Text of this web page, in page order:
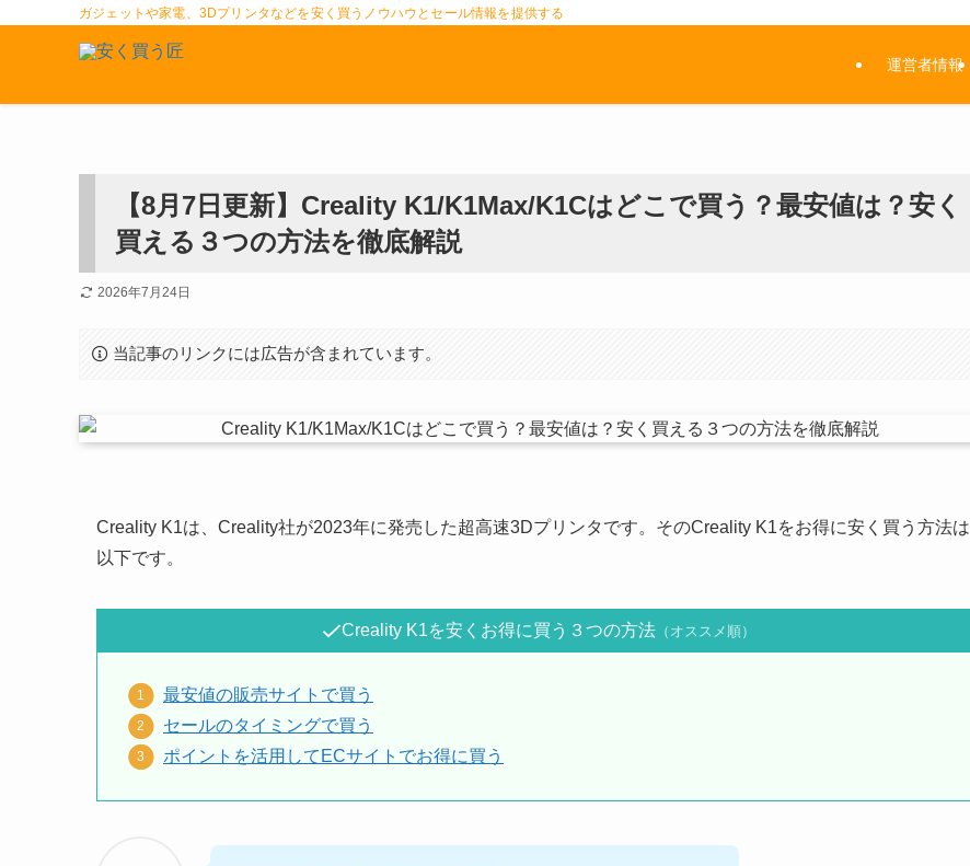
ガジェットや家電、3Dプリンタなどを安く買うノウハウとセール情報を提供する
運営者情報
【8月7日更新】Creality K1/K1Max/K1Cはどこで買う？最安値は？安く
買える３つの方法を徹底解説
2026年7月24日
当記事のリンクには広告が含まれています。
Creality K1は、Creality社が2023年に発売した超高速3Dプリンタです。そのCreality K1をお得に安く買う方法は
以下です。
Creality K1を安くお得に買う３つの方法（オススメ順）
最安値の販売サイトで買う
セールのタイミングで買う
ポイントを活用してECサイトでお得に買う